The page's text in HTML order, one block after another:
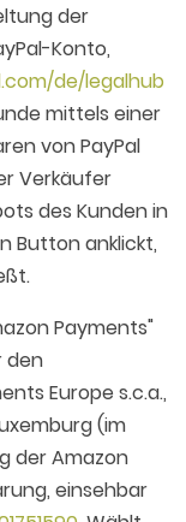
der
Konto,
/de/legalhub
mittels einer
von PayPal
Verkäufer
des Kunden in
Button anklickt,
Payments"
den
Europe s.c.a.,
(im
der Amazon
einsehbar